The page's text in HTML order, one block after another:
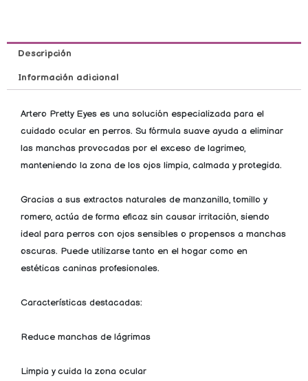
Descripción
Información adicional
Artero Pretty Eyes es una solución especializada para el
cuidado ocular en perros. Su fórmula suave ayuda a eliminar
las manchas provocadas por el exceso de lagrimeo,
manteniendo la zona de los ojos limpia, calmada y protegida.
Gracias a sus extractos naturales de manzanilla, tomillo y
romero, actúa de forma eficaz sin causar irritación, siendo
ideal para perros con ojos sensibles o propensos a manchas
oscuras. Puede utilizarse tanto en el hogar como en
estéticas caninas profesionales.
Características destacadas:
Reduce manchas de lágrimas
Limpia y cuida la zona ocular